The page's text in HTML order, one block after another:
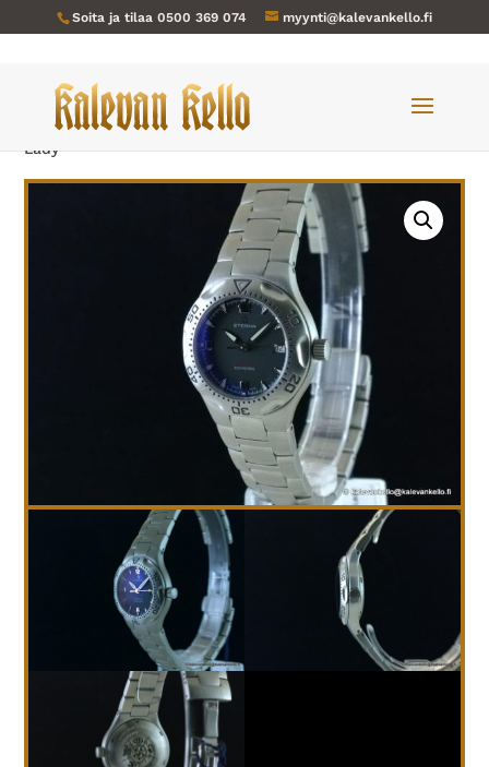
Soita ja tilaa 0500 369 074 myynti@kalevankello.fi
Verkkokauppa/Naisten kellot / Eterna-167-NOS Monterey
Lady